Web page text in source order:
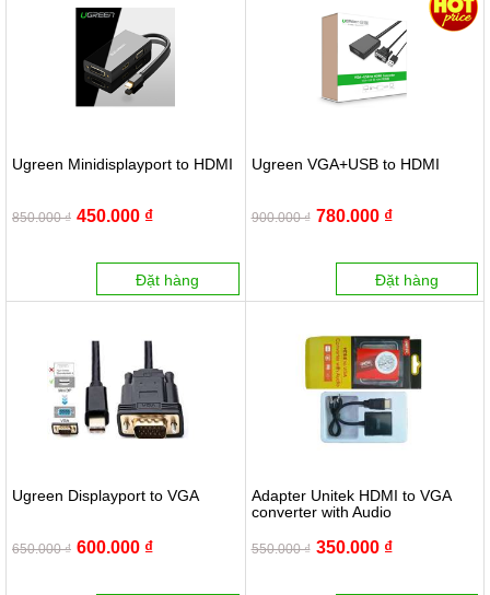
Ugreen Minidisplayport to HDMI
850.000 ₫ 450.000 ₫
Đặt hàng
Ugreen VGA+USB to HDMI
900.000 ₫ 780.000 ₫
Đặt hàng
Ugreen Displayport to VGA
650.000 ₫ 600.000 ₫
Adapter Unitek HDMI to VGA
converter with Audio
550.000 ₫ 350.000 ₫